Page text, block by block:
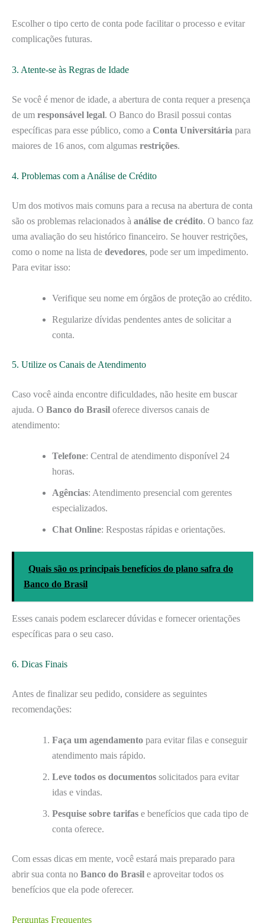
Escolher o tipo certo de conta pode facilitar o processo e evitar
complicações futuras.
3. Atente-se às Regras de Idade
Se você é menor de idade, a abertura de conta requer a presença
de um responsável legal. O Banco do Brasil possui contas
específicas para esse público, como a Conta Universitária para
maiores de 16 anos, com algumas restrições.
4. Problemas com a Análise de Crédito
Um dos motivos mais comuns para a recusa na abertura de conta
são os problemas relacionados à análise de crédito. O banco faz
uma avaliação do seu histórico financeiro. Se houver restrições,
como o nome na lista de devedores, pode ser um impedimento.
Para evitar isso:
Verifique seu nome em órgãos de proteção ao crédito.
Regularize dívidas pendentes antes de solicitar a
conta.
5. Utilize os Canais de Atendimento
Caso você ainda encontre dificuldades, não hesite em buscar
ajuda. O Banco do Brasil oferece diversos canais de
atendimento:
Telefone: Central de atendimento disponível 24
horas.
Agências: Atendimento presencial com gerentes
especializados.
Chat Online: Respostas rápidas e orientações.
Quais são os principais benefícios do plano safra do
Banco do Brasil
Esses canais podem esclarecer dúvidas e fornecer orientações
específicas para o seu caso.
6. Dicas Finais
Antes de finalizar seu pedido, considere as seguintes
recomendações:
Faça um agendamento para evitar filas e conseguir
atendimento mais rápido.
Leve todos os documentos solicitados para evitar
idas e vindas.
Pesquise sobre tarifas e benefícios que cada tipo de
conta oferece.
Com essas dicas em mente, você estará mais preparado para
abrir sua conta no Banco do Brasil e aproveitar todos os
benefícios que ela pode oferecer.
Perguntas Frequentes